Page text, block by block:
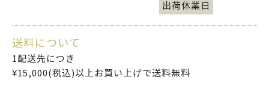
出荷休業日
送料について
1配送先につき
¥15,000(税込)以上お買い上げで送料無料